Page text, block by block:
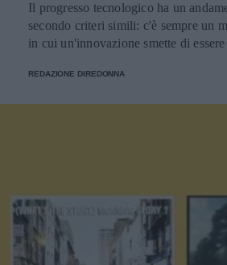
Il progresso tecnologico ha un
secondo criteri simili: c'è sempre un
in cui un'innovazione smette di
REDAZIONE DIREDONNA